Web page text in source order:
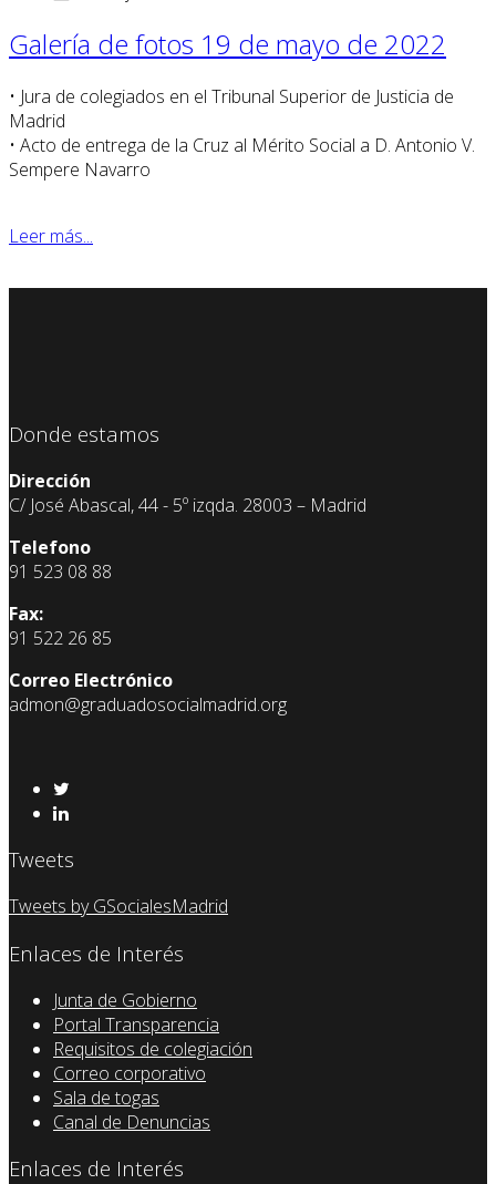
Galería de fotos 19 de mayo de 2022
• Jura de colegiados en el Tribunal Superior de Justicia de
Madrid
• Acto de entrega de la Cruz al Mérito Social a D. Antonio V.
Sempere Navarro
Leer más...
Donde estamos
Dirección
C/ José Abascal, 44 - 5º izqda. 28003 – Madrid
Telefono
91 523 08 88
Fax:
91 522 26 85
Correo Electrónico
admon@graduadosocialmadrid.org
Tweets
Tweets by GSocialesMadrid
Enlaces de Interés
Junta de Gobierno
Portal Transparencia
Requisitos de colegiación
Correo corporativo
Sala de togas
Canal de Denuncias
Enlaces de Interés